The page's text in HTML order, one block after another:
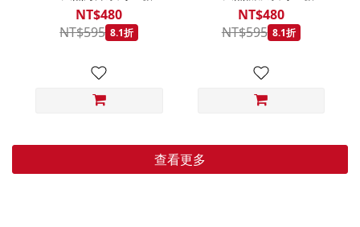
低穀鱈魚甜橙 小顆粒
800G
NT$480
NT$595 8.1折
羊肉藍莓 小顆粒 800G
NT$480
NT$595 8.1折
查看更多